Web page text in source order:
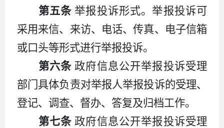
第五条 举报投诉形式。举报投诉可
采用来信、来访、电话、传真、电子信箱
或口头等形式进行举报投诉。
第六条 政府信息公开举报投诉受理
部门具体负责对举报人举报投诉的受理、
登记、调查、督办、答复及归档工作。
第七条 政府信息公开举报投诉受理